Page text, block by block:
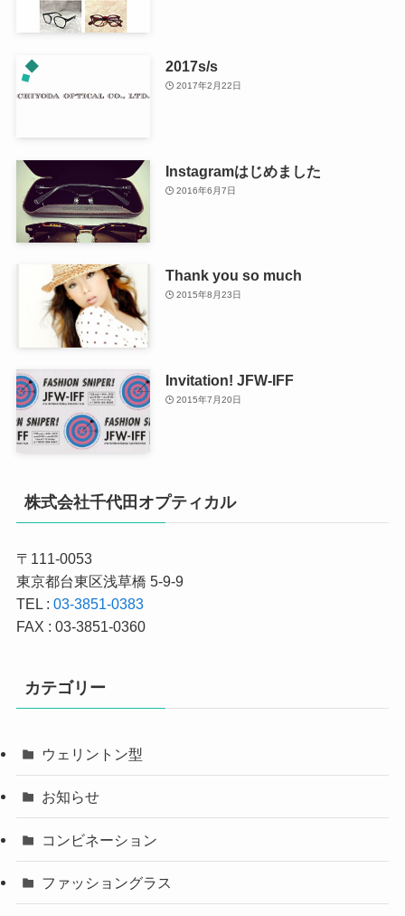
2017s/s
2017年2月22日
Instagramはじめました
2016年6月7日
Thank you so much
2015年8月23日
Invitation! JFW-IFF
2015年7月20日
株式会社千代田オプティカル
〒111-0053
東京都台東区浅草橋 5-9-9
TEL : 03-3851-0383
FAX : 03-3851-0360
カテゴリー
ウェリントン型
お知らせ
コンビネーション
ファッショングラス